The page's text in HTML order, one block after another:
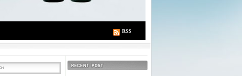
RSS